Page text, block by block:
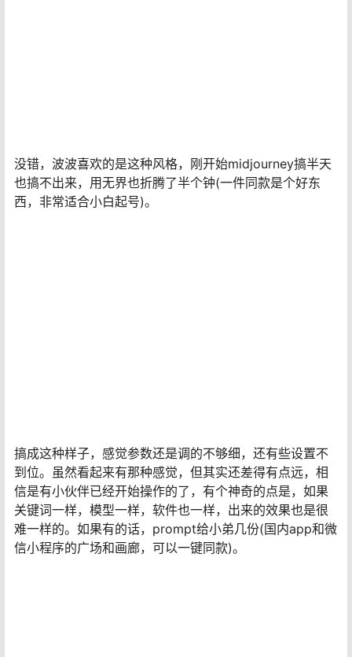
没错，波波喜欢的是这种风格，刚开始midjourney搞半天
也搞不出来，用无界也折腾了半个钟(一件同款是个好东
西，非常适合小白起号)。
搞成这种样子，感觉参数还是调的不够细，还有些设置不
到位。虽然看起来有那种感觉，但其实还差得有点远，相
信是有小伙伴已经开始操作的了，有个神奇的点是，如果
关键词一样，模型一样，软件也一样，出来的效果也是很
难一样的。如果有的话，prompt给小弟几份(国内app和微
信小程序的广场和画廊，可以一键同款)。